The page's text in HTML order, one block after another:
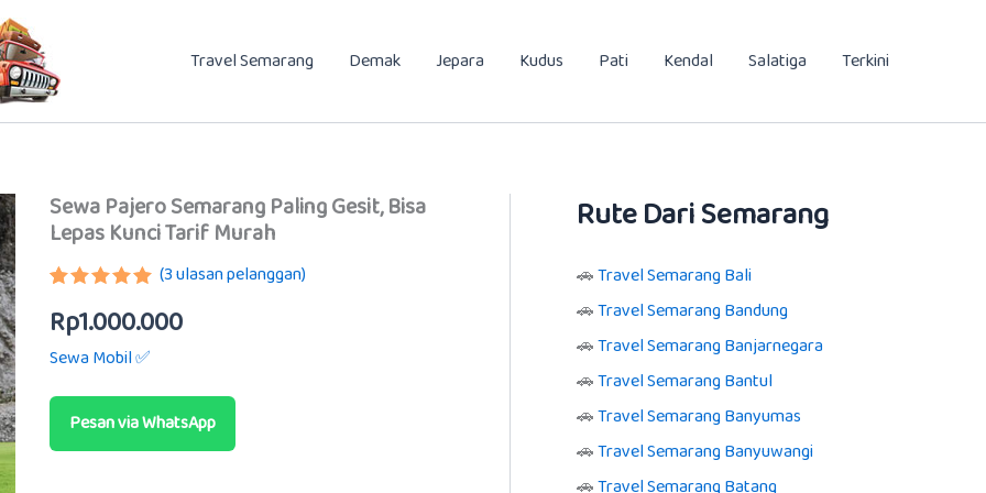
Travel Semarang Demak Jepara Kudus Pati Kendal Salatiga Terkini
Sewa Pajero Semarang Paling Gesit, Bisa
Lepas Kunci Tarif Murah
5.00 dari 5
berdasarkan
penilaian
(3ulasan pelanggan)
Rp1.000.000
Sewa Mobil ✅
Pesan via WhatsApp
Rute Dari Semarang
🚗Travel Semarang Bali
🚗Travel Semarang Bandung
🚗Travel Semarang Banjarnegara
🚗Travel Semarang Bantul
🚗Travel Semarang Banyumas
🚗Travel Semarang Banyuwangi
🚗Travel Semarang Batang